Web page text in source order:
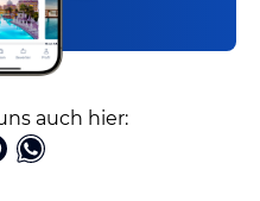
auch hier: